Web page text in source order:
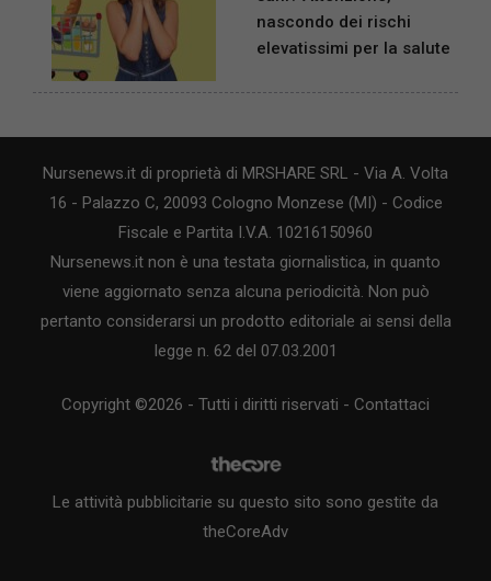
nascondo dei rischi
elevatissimi per la salute
Nursenews.it di proprietà di MRSHARE SRL - Via A. Volta
16 - Palazzo C, 20093 Cologno Monzese (MI) - Codice
Fiscale e Partita I.V.A. 10216150960
Nursenews.it non è una testata giornalistica, in quanto
viene aggiornato senza alcuna periodicità. Non può
pertanto considerarsi un prodotto editoriale ai sensi della
legge n. 62 del 07.03.2001
Copyright ©2026 - Tutti i diritti riservati - Contattaci
Le attività pubblicitarie su questo sito sono gestite da
theCoreAdv